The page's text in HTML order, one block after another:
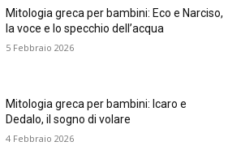
Mitologia greca per bambini: Eco e Narciso,
la voce e lo specchio dell’acqua
5 Febbraio 2026
Mitologia greca per bambini: Icaro e
Dedalo, il sogno di volare
4 Febbraio 2026